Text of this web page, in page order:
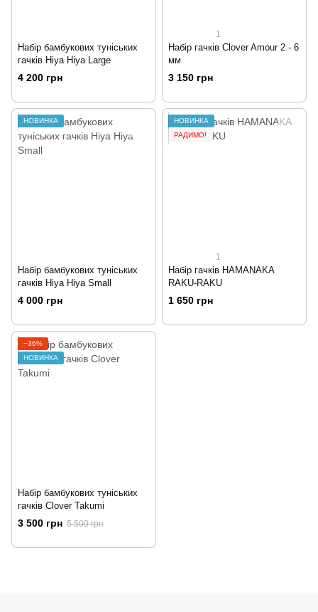
Набір бамбукових туніських
гачків Hiya Hiya Large
4 200 грн
1
Набір гачків Clover Amour 2 - 6
мм
3 150 грн
НОВИНКА
Набір бамбукових туніських
гачків Hiya Hiya Small
4 000 грн
НОВИНКА
РАДИМО!
1
Набір гачків HAMANAKA
RAKU-RAKU
1 650 грн
−36%
НОВИНКА
Набір бамбукових туніських
гачків Clover Takumi
3 500 грн 5 500 грн